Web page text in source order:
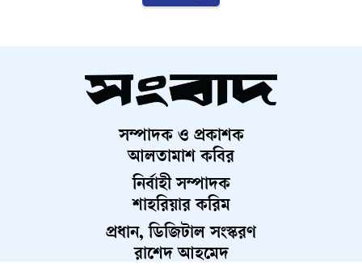
সম্পাদক ও প্রকাশক
আলতামাশ কবির
নির্বাহী সম্পাদক
শাহরিয়ার করিম
প্রধান, ডিজিটাল সংস্করণ
রাশেদ আহমেদ